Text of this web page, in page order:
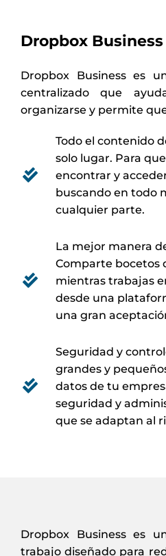
Dropbox Business
Dropbox Business es
centralizado que
organizarse y permite
Todo el contenido
solo lugar. Para
encontrar y
buscando en todo
cualquier parte.
La mejor manera
Comparte bocetos
mientras trabajas
desde una
una gran
Seguridad y
grandes y
datos de tu
seguridad y
que se adaptan al
Dropbox Business es
trabajo diseñado para